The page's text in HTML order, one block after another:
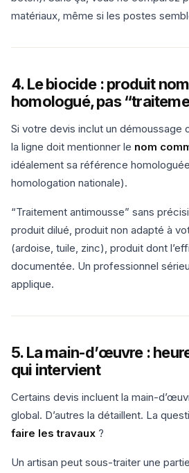
matériaux, même si les postes
4. Le biocide : produit
homologué, pas
Si votre devis inclut un démoussage
la ligne doit mentionner le nom
idéalement sa référence
homologation nationale).
“Traitement antimousse” sans
produit dilué, produit non adapté à
(ardoise, tuile, zinc), produit dont
documentée. Un professionnel
applique.
5. La main-d’œuvre :
qui intervient
Certains devis incluent la main-
global. D’autres la détaillent. La
faire les travaux ?
Un artisan peut sous-traiter une